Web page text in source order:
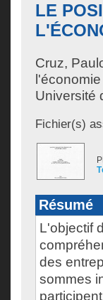
LE
Cruz,
Université
Fichier(s)
Résumé
L'objectif
des
sommes